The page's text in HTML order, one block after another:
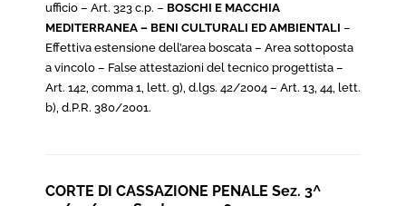
ufficio – Art. 323 c.p. – BOSCHI E MACCHIA
MEDITERRANEA – BENI CULTURALI ED AMBIENTALI –
Effettiva estensione dell’area boscata – Area sottoposta
a vincolo – False attestazioni del tecnico progettista –
Art. 142, comma 1, lett. g), d.lgs. 42/2004 – Art. 13, 44, lett.
b), d.P.R. 380/2001.
CORTE DI CASSAZIONE PENALE Sez. 3^